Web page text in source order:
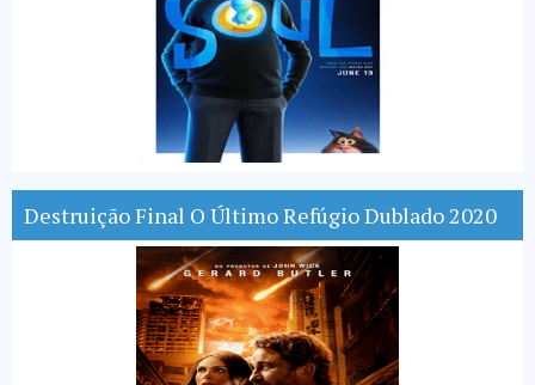
Destruição Final O Último Refúgio Dublado 2020